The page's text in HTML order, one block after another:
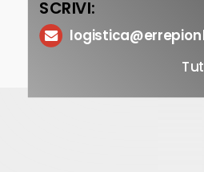
SCRIVI: